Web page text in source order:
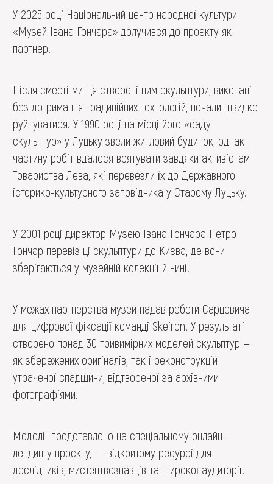
У 2025 році Національний центр народної культури
«Музей Івана Гончара» долучився до проєкту як
партнер.
Після смерті митця створені ним скульптури, виконані
без дотримання традиційних технологій, почали швидко
руйнуватися. У 1990 році на місці його «саду
скульптур» у Луцьку звели житловий будинок, однак
частину робіт вдалося врятувати завдяки активістам
Товариства Лева, які перевезли їх до Державного
історико-культурного заповідника у Старому Луцьку.
У 2001 році директор Музею Івана Гончара Петро
Гончар перевіз ці скульптури до Києва, де вони
зберігаються у музейній колекції й нині.
У межах партнерства музей надав роботи Сарцевича
для цифрової фіксації команді Skeiron. У результаті
створено понад 30 тривимірних моделей скульптур —
як збережених оригіналів, так і реконструкцій
утраченої спадщини, відтвореної за архівними
фотографіями.
Моделі представлено на спеціальному онлайн-
лендингу проєкту, — відкритому ресурсі для
дослідників, мистецтвознавців та широкої аудиторії.